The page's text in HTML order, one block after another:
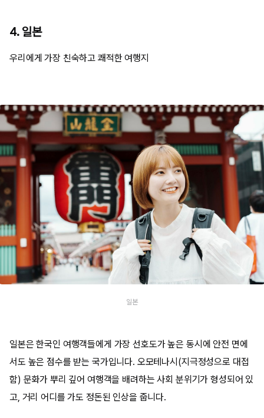
4. 일본
우리에게 가장 친숙하고 쾌적한 여행지
일본
일본은 한국인 여행객들에게 가장 선호도가 높은 동시에 안전 면에
서도 높은 점수를 받는 국가입니다. 오모테나시(지극정성으로 대접
함) 문화가 뿌리 깊어 여행객을 배려하는 사회 분위기가 형성되어 있
고, 거리 어디를 가도 정돈된 인상을 줍니다.